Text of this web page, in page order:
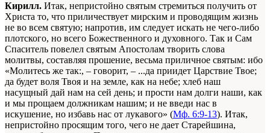
Кирилл. Итак, непристойно святым стремиться получить от
Христа то, что приличествует мирским и проводящим жизнь
не во всем святую; напротив, им следует искать не чего-либо
плотского, но всего Божественного и духовного. Так и Сам
Спаситель повелел святым Апостолам творить слова
молитвы, составляя прошение, весьма приличное святым: ибо
«Молитесь же так:, – говорит, – ...да приидет Царствие Твое;
да будет воля Твоя и на земле, как на небе; хлеб наш
насущный дай нам на сей день; и прости нам долги наши, как
и мы прощаем должникам нашим; и не введи нас в
искушение, но избавь нас от лукавого» (Мф. 6:9-13). Итак,
непристойно просящим того, чего не дает Старейшина,